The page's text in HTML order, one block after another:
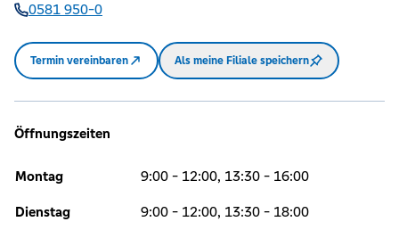
0581 950-0
Termin vereinbaren Als meine Filiale speichern
Öffnungszeiten
Montag 9:00 - 12:00, 13:30 - 16:00
Dienstag 9:00 - 12:00, 13:30 - 18:00